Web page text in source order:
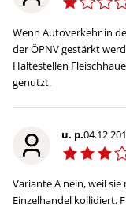
Wenn Autoverkehr in
der ÖPNV gestärkt
Haltestellen
genutzt.
u. p.
Variante A nein, weil
Einzelhandel kollidiert.